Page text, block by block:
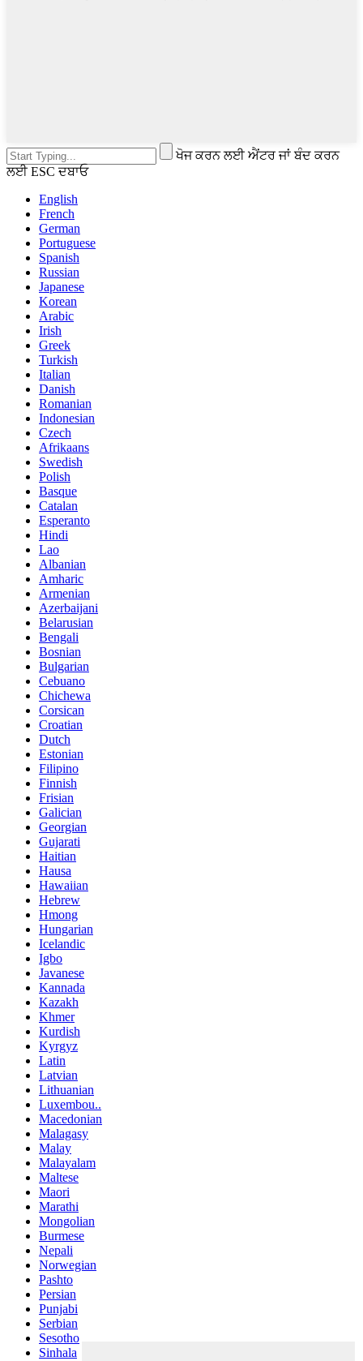
ਖੋਜ ਕਰਨ ਲਈ ਐਂਟਰ ਜਾਂ ਬੰਦ ਕਰਨ
ਲਈ ESC ਦਬਾਓ
English
French
German
Portuguese
Spanish
Russian
Japanese
Korean
Arabic
Irish
Greek
Turkish
Italian
Danish
Romanian
Indonesian
Czech
Afrikaans
Swedish
Polish
Basque
Catalan
Esperanto
Hindi
Lao
Albanian
Amharic
Armenian
Azerbaijani
Belarusian
Bengali
Bosnian
Bulgarian
Cebuano
Chichewa
Corsican
Croatian
Dutch
Estonian
Filipino
Finnish
Frisian
Galician
Georgian
Gujarati
Haitian
Hausa
Hawaiian
Hebrew
Hmong
Hungarian
Icelandic
Igbo
Javanese
Kannada
Kazakh
Khmer
Kurdish
Kyrgyz
Latin
Latvian
Lithuanian
Luxembou..
Macedonian
Malagasy
Malay
Malayalam
Maltese
Maori
Marathi
Mongolian
Burmese
Nepali
Norwegian
Pashto
Persian
Punjabi
Serbian
Sesotho
Sinhala